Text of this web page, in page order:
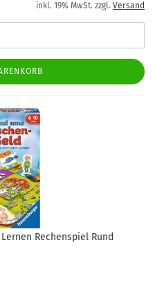
inkl. 19% MwSt. zzgl. Versand
Rechenspiel Rund